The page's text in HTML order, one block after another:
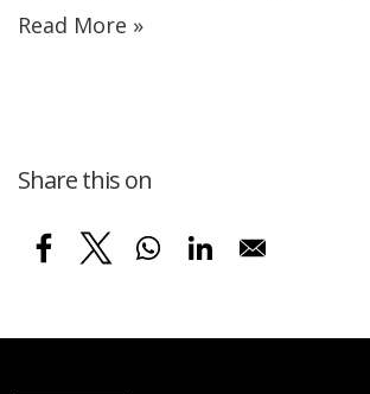
Read More »
Share this on